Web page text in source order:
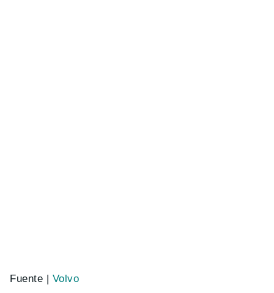
Fuente | Volvo